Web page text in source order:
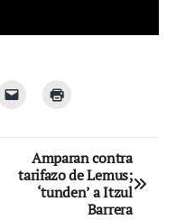
Amparan contra
tarifazo de Lemus;
‘tunden’ a Itzul
Barrera